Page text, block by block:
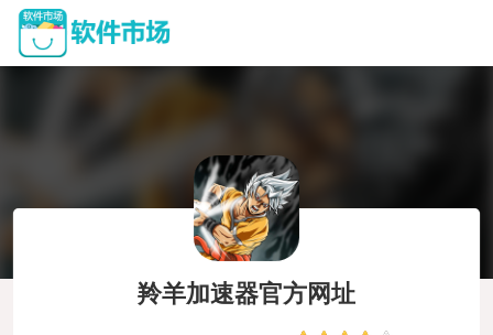
羚羊加速器官方网址